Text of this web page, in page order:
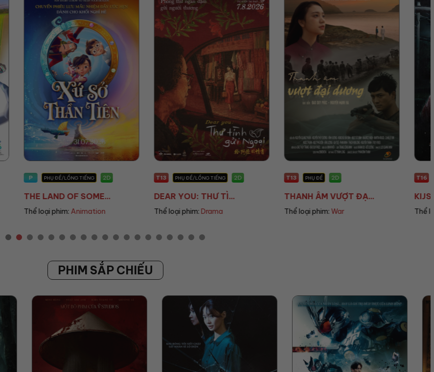
T13 PHỤ ĐỀ/LỒNG TIẾNG
DEAR YOU: THƯ TÌ...
Thể loại phim:Drama
T13 PHỤ ĐỀ 2D
THANH ÂM VƯỢT ĐẠ...
Thể loại phim:
T16 PHỤ ĐỀ
KIJSADA PARADISE...
Thể loại phim:
PHIM SẮP CHIẾU